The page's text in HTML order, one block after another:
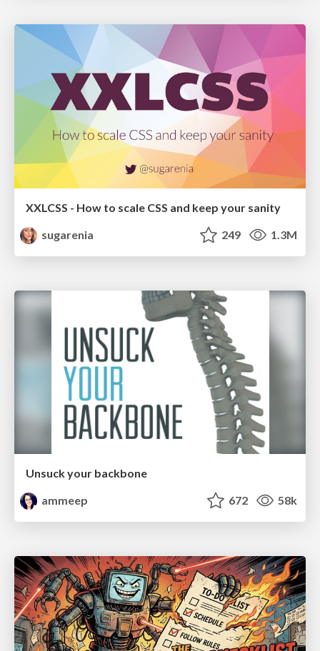
XXLCSS - How to scale CSS and keep your sanity
sugarenia
249 1.3M
Unsuck your backbone
ammeep
672 58k